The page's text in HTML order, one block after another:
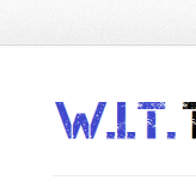
스케치북5
스케치북5